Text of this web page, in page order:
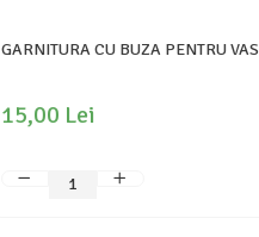
GARNITURA CU BUZA PENTRU VAS
15,00 Lei